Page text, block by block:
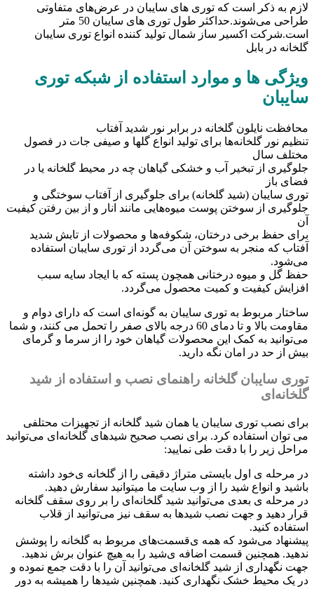
لازم به ذکر است که توری های سایبان در عرض‌های متفاوتی
طراحی می‌شوند.حداکثر طول توری های سایبان 50 متر
است.شرکت اکسیر ساز شمال تولید کننده انواع توری سایبان
گلخانه در بابل
ویژگی ها و موارد استفاده از شبکه توری
سایبان
محافظت نایلون گلخانه در برابر نور شدید آفتاب
تنظیم نور گلخانه‌ها برای تولید انواع گلها و صیفی جات در فصول
مختلف سال
جلوگیری از تبخیر آب و خشکی گیاهان چه در محیط گلخانه یا در
فضای باز
توری سایبان (شید گلخانه) برای جلوگیری از آفتاب سوختگی و
جلوگیری از سوختن پوست میوه‌هایی مانند انار و از بین رفتن کیفیت
آن
برای حفظ برخی درختان، شکوفه‌ها و محصولات از تابش شدید
آفتاب که منجر به سوختن آن می‌گردد از توری سایبان استفاده
می‌شود.
حفظ گل و میوه درختانی همچون پسته که با ایجاد سایه سبب
افزایش کیفیت و کمیت محصول می‌گردد.
ساختار مربوط به توری سایبان به گونه‌ای است که دارای دوام و
مقاومت بالا و تا دمای 60 درجه بالای صفر را تحمل می کنند، و شما
می‌توانید به کمک این محصولات گیاهان خود را از سرما و گرمای
بیش از حد در امان نگه دارید.
توری سایبان گلخانه راهنمای نصب و استفاده از شید
گلخانه‌ای
برای نصب توری سایبان یا همان شید گلخانه از تجهیزات محتلفی
می توان استفاده کرد. برای نصب صحیح شید‌های گلخانه‌ای می‌توانید
مراحل زیر را با دقت طی نمایید:
در مرحله ی‌ اول بایستی متراژ دقیقی را از گلخانه ی‌خود داشته
باشید و انواع شید را از وب سایت ما میتوانید سفارش دهید.
در مرحله ی‌ بعدی می‌توانید شید گلخانه‌ای را بر روی سقف گلخانه
قرار دهید و جهت نصب شید‌ها به سقف نیز می‌توانید از قلاب
استفاده کنید.
پیشنهاد می‌شود که همه ی‌قسمت‌های مربوط به گلخانه را پوشش
ندهید. همچنین قسمت اضافه ی‌شید را به هیچ عنوان برش ندهید.
جهت نگهداری از شید گلخانه‌ای می‌توانید آن را با دقت جمع نموده و
در یک محیط خشک نگهداری کنید. همچنین شید‌ها را همیشه به دور